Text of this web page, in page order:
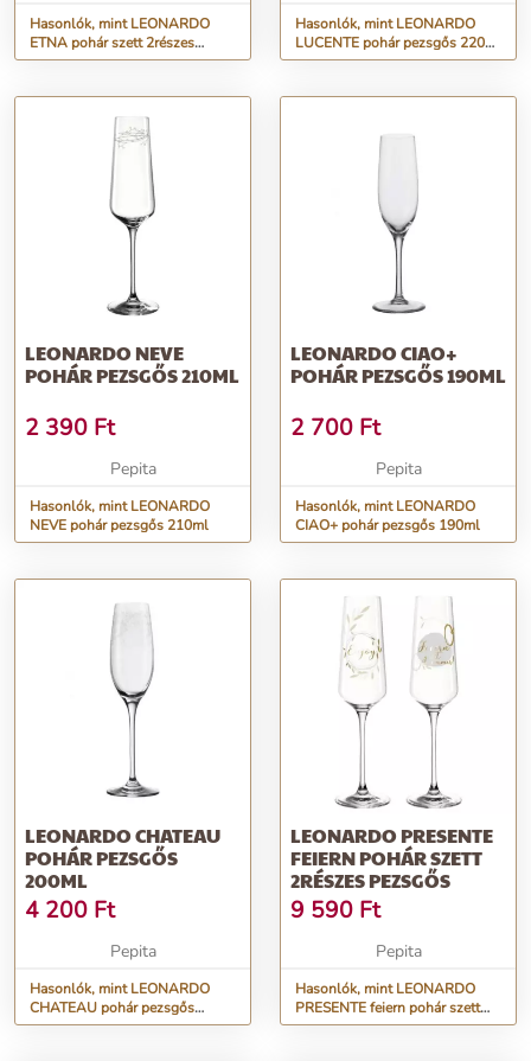
Hasonlók, mint LEONARDO
ETNA pohár szett 2részes
pezsgős, fehér
Hasonlók, mint LEONARDO
LUCENTE pohár pezsgős 220ml
barna
LEONARDO NEVE
POHÁR PEZSGŐS 210ML
2 390 Ft
Pepita
Hasonlók, mint LEONARDO
NEVE pohár pezsgős 210ml
LEONARDO CIAO+
POHÁR PEZSGŐS 190ML
2 700 Ft
Pepita
Hasonlók, mint LEONARDO
CIAO+ pohár pezsgős 190ml
LEONARDO CHATEAU
POHÁR PEZSGŐS
200ML
4 200 Ft
Pepita
Hasonlók, mint LEONARDO
CHATEAU pohár pezsgős
200ml
LEONARDO PRESENTE
FEIERN POHÁR SZETT
2RÉSZES PEZSGŐS
9 590 Ft
Pepita
Hasonlók, mint LEONARDO
PRESENTE feiern pohár szett
2részes pezsgős